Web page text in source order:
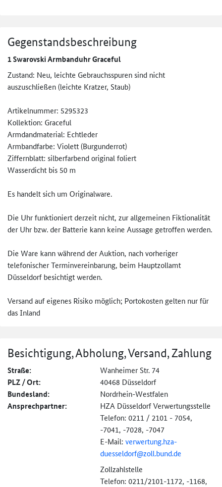
Gegenstandsbeschreibung
1 Swarovski Armbanduhr Graceful
Zustand: Neu, leichte Gebrauchsspuren sind nicht
auszuschließen (leichte Kratzer, Staub)
Artikelnummer: 5295323
Kollektion: Graceful
Armdandmaterial: Echtleder
Armbandfarbe: Violett (Burgunderrot)
Ziffernblatt: silberfarbend original foliert
Wasserdicht bis 50 m
Es handelt sich um Originalware.
Die Uhr funktioniert derzeit nicht, zur allgemeinen Fiktionalität
der Uhr bzw. der Batterie kann keine Aussage getroffen werden.
Die Ware kann während der Auktion, nach vorheriger
telefonischer Terminvereinbarung, beim Hauptzollamt
Düsseldorf besichtigt werden.
Versand auf eigenes Risiko möglich; Portokosten gelten nur für
das Inland
Besichtigung, Abholung, Versand, Zahlung
Straße: Wanheimer Str. 74
PLZ / Ort: 40468 Düsseldorf
Bundesland: Nordrhein-Westfalen
Ansprechpartner:
HZA Düsseldorf Verwertungsstelle
Telefon: 0211 / 2101 - 7054,
-7041, -7028, -7047
E-Mail: verwertung.hza-
duesseldorf@zoll.bund.de
Zollzahlstelle
Telefon: 0211/2101-1172, -1168,